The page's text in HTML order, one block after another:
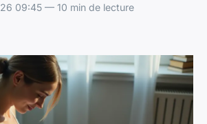
09:45 — 10 min de lecture